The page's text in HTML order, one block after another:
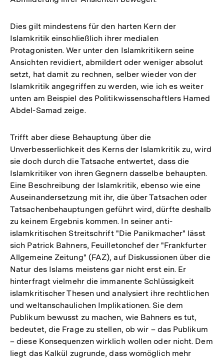
Dies gilt mindestens für den harten Kern der
Islamkritik einschließlich ihrer medialen
Protagonisten. Wer unter den Islamkritikern seine
Ansichten revidiert, abmildert oder weniger absolut
setzt, hat damit zu rechnen, selber wieder von der
Islamkritik angegriffen zu werden, wie ich es weiter
unten am Beispiel des Politikwissenschaftlers Hamed
Abdel-Samad zeige.
Trifft aber diese Behauptung über die
Unverbesserlichkeit des Kerns der Islamkritik zu, wird
sie doch durch die Tatsache entwertet, dass die
Islamkritiker von ihren Gegnern dasselbe behaupten.
Eine Beschreibung der Islamkritik, ebenso wie eine
Auseinandersetzung mit ihr, die über Tatsachen oder
Tatsachenbehauptungen geführt wird, dürfte deshalb
zu keinem Ergebnis kommen. In seiner anti-
islamkritischen Streitschrift "Die Panikmacher" lässt
sich Patrick Bahners, Feuilletonchef der "Frankfurter
Allgemeine Zeitung" (FAZ), auf Diskussionen über die
Natur des Islams meistens gar nicht erst ein. Er
hinterfragt vielmehr die immanente Schlüssigkeit
islamkritischer Thesen und analysiert ihre rechtlichen
und weltanschaulichen Implikationen. Sie dem
Publikum bewusst zu machen, wie Bahners es tut,
bedeutet, die Frage zu stellen, ob wir – das Publikum
– diese Konsequenzen wirklich wollen oder nicht. Dem
liegt das Kalkül zugrunde, dass womöglich mehr